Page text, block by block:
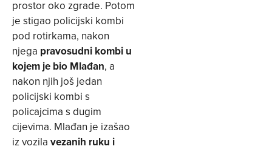
prostor oko zgrade. Potom
je stigao policijski kombi
pod rotirkama, nakon
njega pravosudni kombi u
kojem je bio Mlađan, a
nakon njih još jedan
policijski kombi s
policajcima s dugim
cijevima. Mlađan je izašao
iz vozila vezanih ruku i